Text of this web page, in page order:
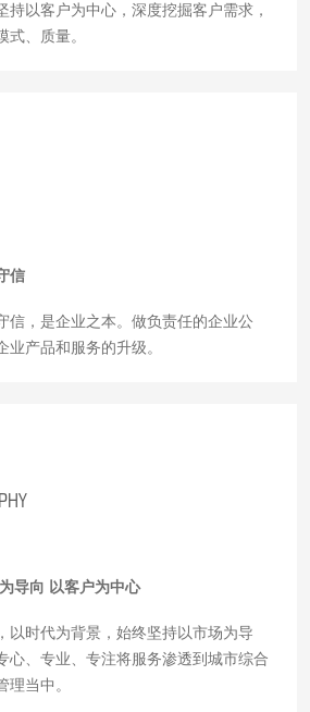
持以客户为中心，深度挖掘客户需求，
、质量。
信
信，是企业之本。做负责任的企业公
业产品和服务的升级。
导向 以客户为中心
以时代为背景，始终坚持以市场为导
心、专业、专注将服务渗透到城市综合
当中。